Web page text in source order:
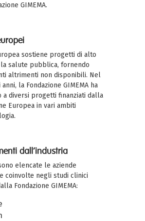
GIMEMA.
sostiene progetti di alto
salute pubblica, fornendo
altrimenti non disponibili. Nel
la Fondazione GIMEMA ha
a diversi progetti finanziati dalla
Europea in vari ambiti
dall’industria
elencate le aziende
coinvolte negli studi clinici
Fondazione GIMEMA: